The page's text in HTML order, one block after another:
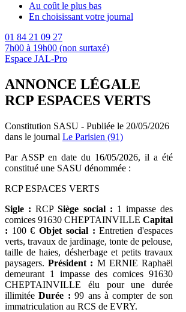
Au coût le plus bas
En choisissant votre journal
01 84 21 09 27
7h00 à 19h00 (non surtaxé)
Espace JAL-Pro
ANNONCE LÉGALE
RCP ESPACES VERTS
Constitution SASU - Publiée le 20/05/2026
dans le journal Le Parisien (91)
Par ASSP en date du 16/05/2026, il a été
constitué une SASU dénommée :
RCP ESPACES VERTS
Sigle : RCPSiège social : 1 impasse des
comices 91630 CHEPTAINVILLE Capital
: 100 €Objet social : Entretien d'espaces
verts, travaux de jardinage, tonte de pelouse,
taille de haies, désherbage et petits travaux
paysagers.Président : M ERNIE Raphaël
demeurant 1 impasse des comices 91630
CHEPTAINVILLE élu pour une durée
illimitéeDurée : 99 ans à compter de son
immatriculation au RCS de EVRY.